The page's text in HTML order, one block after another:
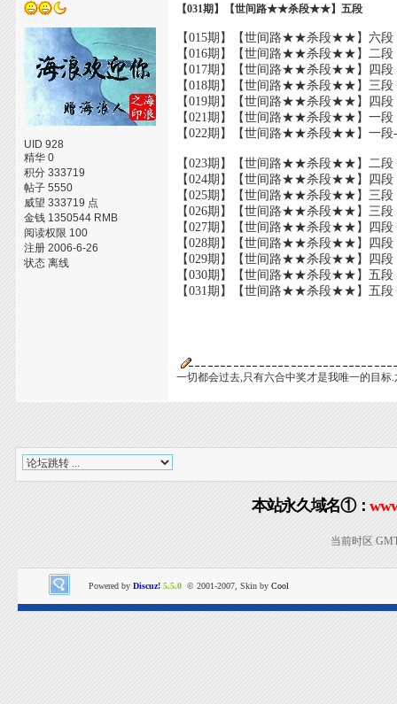
UID 928
精华 0
积分 333719
帖子 5550
威望 333719 点
金钱 1350544 RMB
阅读权限 100
注册 2006-6-26
状态 离线
【031期】【世间路★★杀段★★】五段
【015期】【世间路★★杀段★★】六段
【016期】【世间路★★杀段★★】二
【017期】【世间路★★杀段★★】四段
【018期】【世间路★★杀段★★】三段
【019期】【世间路★★杀段★★】四段
【021期】【世间路★★杀段★★】一
【022期】【世间路★★杀段★★】一
【023期】【世间路★★杀段★★】二段
【024期】【世间路★★杀段★★】四段
【025期】【世间路★★杀段★★】三段
【026期】【世间路★★杀段★★】三段
【027期】【世间路★★杀段★★】四段
【028期】【世间路★★杀段★★】四段
【029期】【世间路★★杀段★★】四段
【030期】【世间路★★杀段★★】五段
【031期】【世间路★★杀段★★】五段
一切都会过去,只有六合中奖才是我唯一的目
本站永久域名①：
当前时区
Powered by Discuz! 5.5.0 © 2001-2007, Skin by Cool